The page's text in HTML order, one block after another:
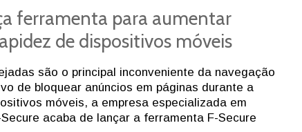
ferramenta para aumentar
de dispositivos móveis
são o principal inconveniente da navegação
de bloquear anúncios em páginas durante a
móveis, a empresa especializada em
acaba de lançar a ferramenta F-Secure